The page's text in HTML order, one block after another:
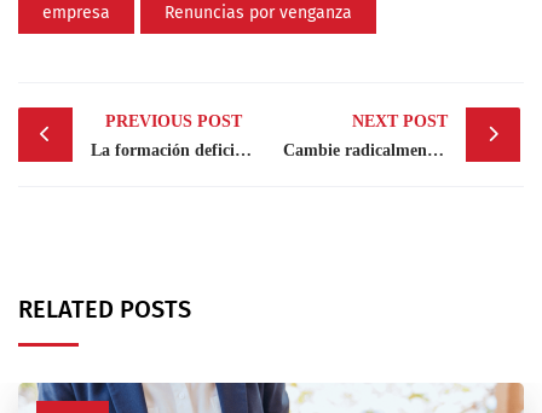
empresa Renuncias por venganza
Post
navigation
PREVIOUS POST
La formación deficiente, principal freno al desarrollo empresarial en España
NEXT POST
Cambie radicalmente su vida al implementar los descansos 3M
RELATED POSTS